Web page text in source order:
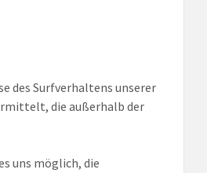
des Surfverhaltens unserer
die außerhalb der
uns möglich, die